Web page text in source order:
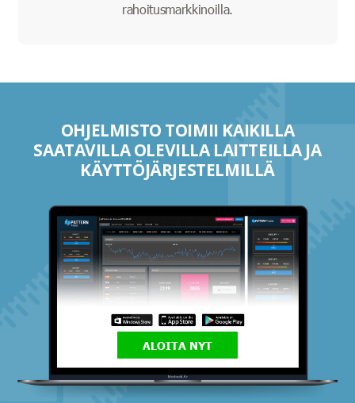
rahoitusmarkkinoilla.
OHJELMISTO TOIMII KAIKILLA
SAATAVILLA OLEVILLA LAITTEILLA JA
KÄYTTÖJÄRJESTELMILLÄ
ALOITA NYT